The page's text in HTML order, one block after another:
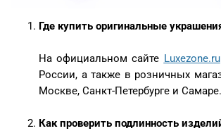
Где купить оригинальные
На официальном сайте Luxezone.ru
России, а также в розничных
Москве, Санкт-Петербурге и Самаре.
Как проверить подлинность